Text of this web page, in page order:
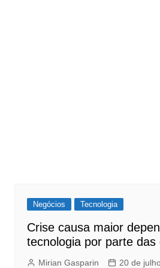
Negócios Tecnologia
Crise causa maior
tecnologia por parte das
Mirian Gasparin 20 de